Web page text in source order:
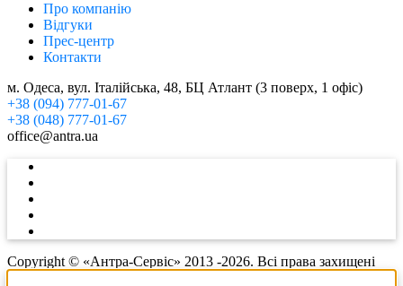
Про компанію
Відгуки
Прес-центр
Контакти
м. Одеса, вул. Італійська, 48, БЦ Атлант (3 поверх, 1 офіс)
+38 (094) 777-01-67
+38 (048) 777-01-67
office@antra.ua
Copyright © «Антра-Сервіс» 2013 -2026. Всі права захищені